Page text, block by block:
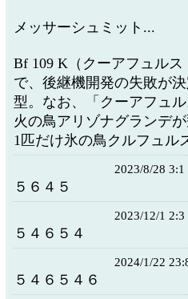
メッサーシュミット...
Bf 109 K（クーアフュル
で、後継機開発の失敗が
型。なお、「クーアフュ
火の鳥アリゾナグランデ
1匹だけ氷の鳥クルフュル
2023/8/28 3:1
５６４５
2023/12/1 2:3
５４６５４
2024/1/22
５４６５４６